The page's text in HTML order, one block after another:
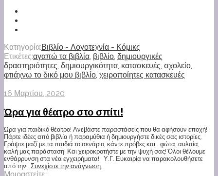
Κατηγορία:Βιβλίο - Λογοτεχνία - Κόμικς
Ετικέτες:αγαπώ τα βιβλία, βιβλίο, δημιουργικές
δραστηριότητες, δημιουργικότητα, κατασκευές, σχολείο,
φτιάχνω το δικό μου βιβλίο, χειροποίητες κατασκευές
16 Μαρτίου, 2020
Ώρα για θέατρο στο σπίτι!
Ώρα για παιδικό θέατρο! Ανεβάστε παραστάσεις που θα αφήσουν εποχή!
Πάρτε ιδέες από βιβλία ή παραμύθια ή δημιουργήστε δικές σας ιστορίες.
Γράψτε μαζί με τα παιδιά το σενάριο, κάντε πρόβες και… φώτα, αυλαία,
καλή μας παράσταση! Και χειροκροτήστε με την ψυχή σας! Όλοι θέλουμε
ενθάρρυνση στα νέα εγχειρήματα! Υ.Γ. Ευκαιρία να παρακολουθήσετε
από την...Συνεχίστε την ανάγνωση.